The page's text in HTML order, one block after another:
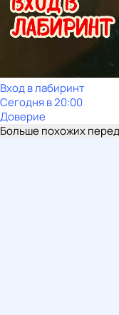
Вход в лабиринт
Сегодня в 20:00
Доверие
Больше похожих